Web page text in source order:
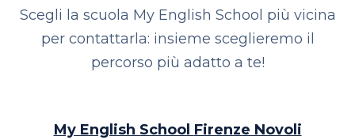
Scegli la scuola My English School più vicina
per contattarla: insieme sceglieremo il
percorso più adatto a te!
My English School Firenze Novoli